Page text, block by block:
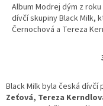
Album Modrej dým z
dívčí skupiny Black Milk,
Černochová a Tereza
Black Milk byla česká
Zeťová, Tereza